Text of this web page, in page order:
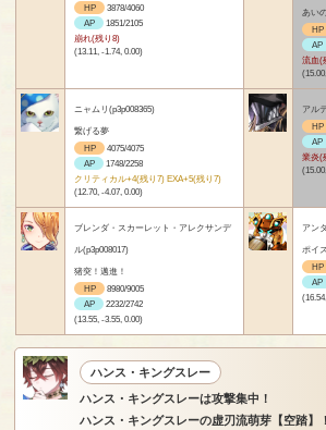
HP
3878/4060
AP
1851/2105
崩れ(残り8)
(13.11, -1.74, 0.00)
あい
HP
AP
流血(
ニャムリ(p3p008365)
繋げる夢
HP
4075/4075
AP
1748/2258
クリティカル+4(残り7) EXA+5(残り7)
(12.70, -4.07, 0.00)
アル
HP
AP
業炎(
ブレンダ・スカーレット・アレクサンデ
ル(p3p008017)
猪突！邁進！
HP
8980/9005
AP
2232/2742
(13.55, -3.55, 0.00)
アン
ポイ
HP
AP
ハンス・キングスレー
ハンス・キングスレーは攻撃集中！
ハンス・キングスレーの虚刃流萌芽【空踏】！